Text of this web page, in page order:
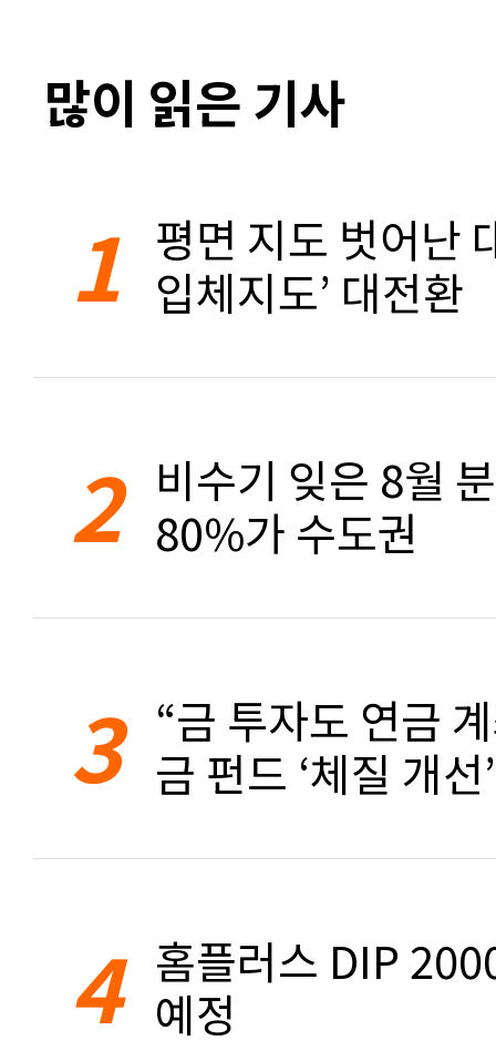
많이 읽은 기사
1 평면 지도 벗어난
입체지도’ 대전환
2 비수기 잊은 8월
80%가 수도권
3 “금 투자도 연금
금 펀드 ‘체질 개선’
4 홈플러스 DIP
예정